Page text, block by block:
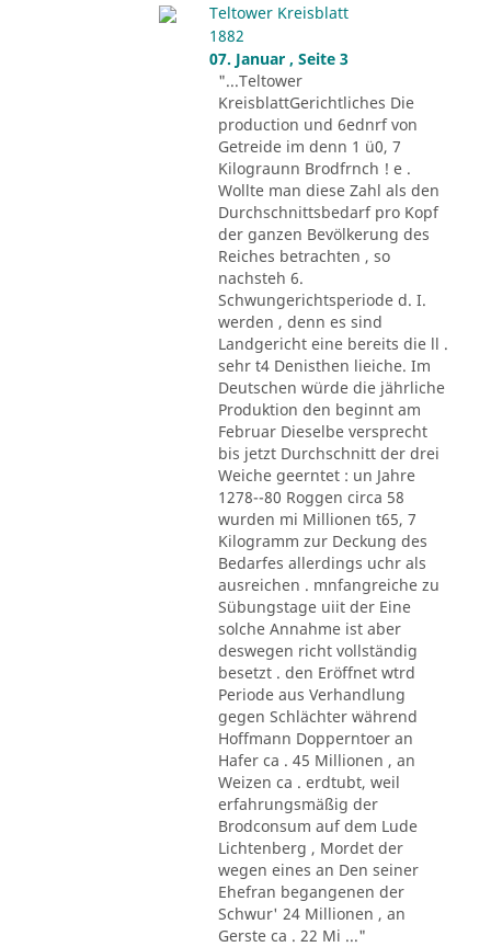
Teltower Kreisblatt
1882
07. Januar , Seite 3
"...Teltower
KreisblattGerichtliches Die
production und 6ednrf von
Getreide im denn 1 ü0, 7
Kilograunn Brodfrnch ! e .
Wollte man diese Zahl als den
Durchschnittsbedarf pro Kopf
der ganzen Bevölkerung des
Reiches betrachten , so
nachsteh 6.
Schwungerichtsperiode d. I.
werden , denn es sind
Landgericht eine bereits die ll .
sehr t4 Denisthen lieiche. Im
Deutschen würde die jährliche
Produktion den beginnt am
Februar Dieselbe versprecht
bis jetzt Durchschnitt der drei
Weiche geerntet : un Jahre
1278--80 Roggen circa 58
wurden mi Millionen t65, 7
Kilogramm zur Deckung des
Bedarfes allerdings uchr als
ausreichen . mnfangreiche zu
Sübungstage uiit der Eine
solche Annahme ist aber
deswegen richt vollständig
besetzt . den Eröffnet wtrd
Periode aus Verhandlung
gegen Schlächter während
Hoffmann Dopperntoer an
Hafer ca . 45 Millionen , an
Weizen ca . erdtubt, weil
erfahrungsmäßig der
Brodconsum auf dem Lude
Lichtenberg , Mordet der
wegen eines an Den seiner
Ehefran begangenen der
Schwur' 24 Millionen , an
Gerste ca . 22 Mi ..."